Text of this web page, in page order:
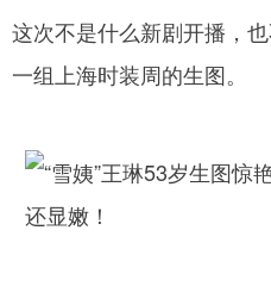
网
这次不是什么新剧开播，
一组上海时装周的生图。